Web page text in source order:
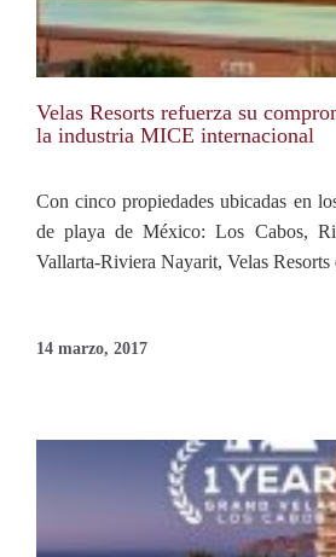
Velas Resorts refuerza su
la industria MICE internacional
Con cinco propiedades ubicadas en
de playa de México: Los Cabos,
Vallarta-Riviera Nayarit, Velas
14 marzo, 2017